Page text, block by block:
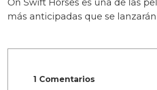
On Swift Horses es una de las
más anticipadas que se
1 Comentarios